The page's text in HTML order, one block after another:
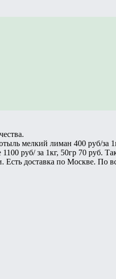
мелкий лиман 400 руб/
руб/ за 1кг, 50гр 70 руб.
Есть доставка по Москве. По